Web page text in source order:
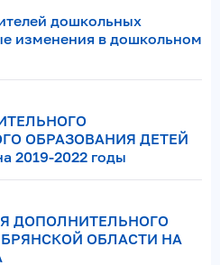
дошкольных
изменения в дошкольном
ОБРАЗОВАНИЯ ДЕТЕЙ
2022 годы
ДОПОЛНИТЕЛЬНОГО
ОБЛАСТИ НА